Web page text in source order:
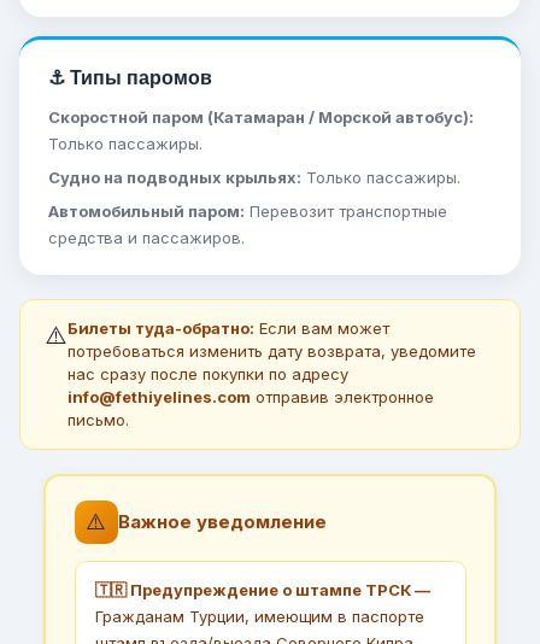
⚓ Типы паромов
Скоростной паром (Катамаран / Морской автобус):
Только пассажиры.
Судно на подводных крыльях: Только пассажиры.
Автомобильный паром: Перевозит транспортные
средства и пассажиров.
⚠️Билеты туда-обратно: Если вам может
потребоваться изменить дату возврата, уведомите
нас сразу после покупки по адресу
info@fethiyelines.com отправив электронное
письмо.
⚠️ Важное уведомление
🇹🇷 Предупреждение о штампе ТРСК —
Гражданам Турции, имеющим в паспорте